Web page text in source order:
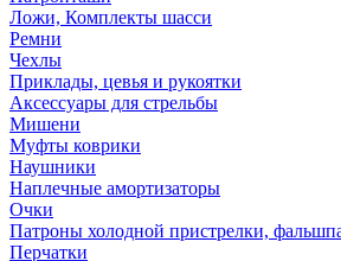
Ложи, Комплекты шасси
Ремни
Чехлы
Приклады, цевья и рукоятки
Аксессуары для стрельбы
Мишени
Муфты коврики
Наушники
Наплечные амортизаторы
Очки
Патроны холодной пристрелки,
Перчатки